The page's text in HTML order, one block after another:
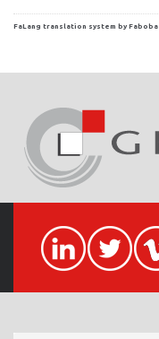
FaLang translation system by Faboba